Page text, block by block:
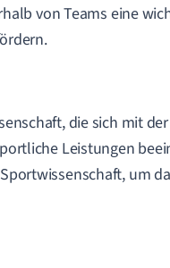
von Teams eine
die sich mit
Leistungen
um